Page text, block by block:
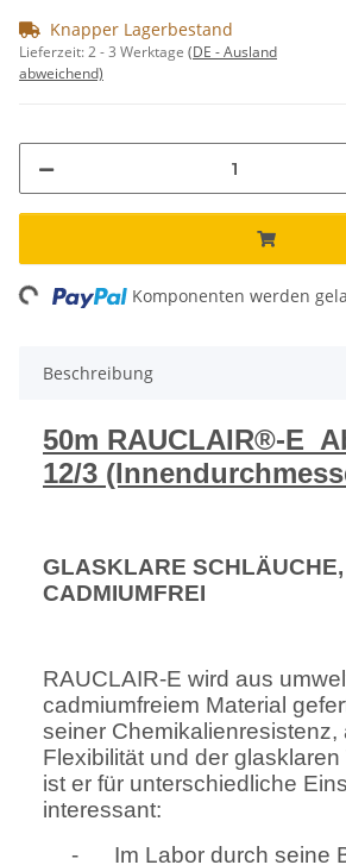
Knapper Lagerbestand
Lieferzeit:2 - 3 Werktage (DE - Ausland
abweichend)
Komponenten werden
Beschreibung
50m RAUCLAIR®-E
12/3
GLASKLARE SCHLÄUCHE,
CADMIUMFREI
RAUCLAIR-E wird aus
cadmiumfreiem Material
seiner Chemikalienresistenz,
Flexibilität und der
ist er für unterschiedliche
interessant:
-
Im Labor durch seine